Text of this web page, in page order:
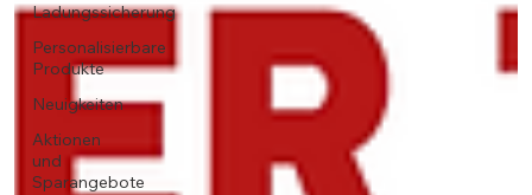
Ladungssicherung
Personalisierbare
Produkte
Neuigkeiten
Aktionen
und
Sparangebote